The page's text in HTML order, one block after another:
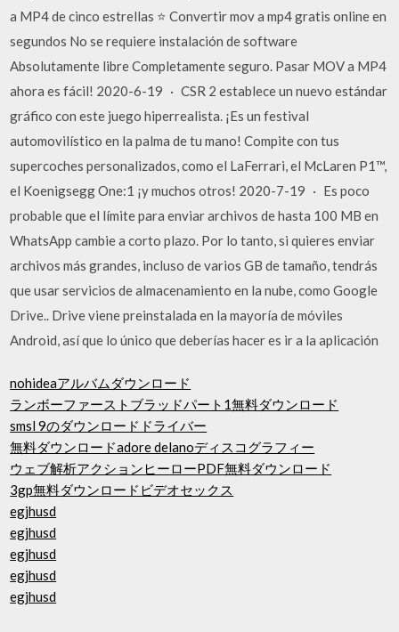
a MP4 de cinco estrellas ⭐ Convertir mov a mp4 gratis online en
segundos No se requiere instalación de software
Absolutamente libre Completamente seguro. Pasar MOV a MP4
ahora es fácil! 2020-6-19 · CSR 2 establece un nuevo estándar
gráfico con este juego hiperrealista. ¡Es un festival
automovilístico en la palma de tu mano! Compite con tus
supercoches personalizados, como el LaFerrari, el McLaren P1™,
el Koenigsegg One:1 ¡y muchos otros! 2020-7-19 · Es poco
probable que el límite para enviar archivos de hasta 100 MB en
WhatsApp cambie a corto plazo. Por lo tanto, si quieres enviar
archivos más grandes, incluso de varios GB de tamaño, tendrás
que usar servicios de almacenamiento en la nube, como Google
Drive.. Drive viene preinstalada en la mayoría de móviles
Android, así que lo único que deberías hacer es ir a la aplicación
nohideaアルバムダウンロード
ランボーファーストブラッドパート1無料ダウンロード
smsl 9のダウンロードドライバー
無料ダウンロードadore delanoディスコグラフィー
ウェブ解析アクションヒーローPDF無料ダウンロード
3gp無料ダウンロードビデオセックス
egjhusd
egjhusd
egjhusd
egjhusd
egjhusd